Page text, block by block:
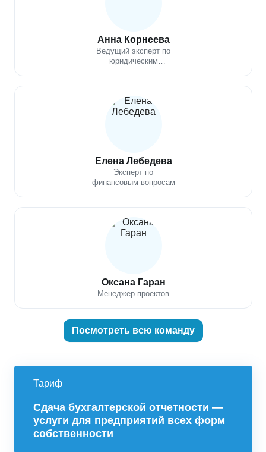
Анна Корнеева
Ведущий эксперт по
юридическим
Елена Лебедева
Эксперт по
финансовым вопросам
Оксана Гаран
Менеджер проектов
Посмотреть всю команду
Тариф
Сдача бухгалтерской отчетности —
услуги для предприятий всех форм
собственности